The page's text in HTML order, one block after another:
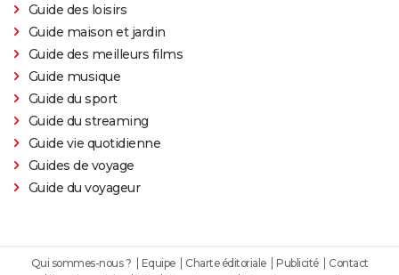
Guide des loisirs
Guide maison et jardin
Guide des meilleurs films
Guide musique
Guide du sport
Guide du streaming
Guide vie quotidienne
Guides de voyage
Guide du voyageur
Qui sommes-nous ? Equipe Charte éditoriale Publicité
Contact